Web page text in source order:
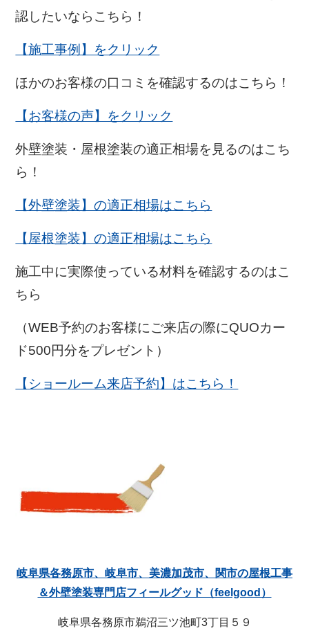
認したいならこちら！
【施工事例】をクリック
ほかのお客様の口コミを確認するのはこちら！
【お客様の声】をクリック
外壁塗装・屋根塗装の適正相場を見るのはこち
ら！
【外壁塗装】の適正相場はこちら
【屋根塗装】の適正相場はこちら
施工中に実際使っている材料を確認するのはこ
ちら
（WEB予約のお客様にご来店の際にQUOカー
ド500円分をプレゼント）
【ショールーム来店予約】はこちら！
岐阜県各務原市、岐阜市、美濃加茂市、関市の屋根工事
＆外壁塗装専門店フィールグッド（feelgood）
岐阜県各務原市鵜沼三ツ池町3丁目５９